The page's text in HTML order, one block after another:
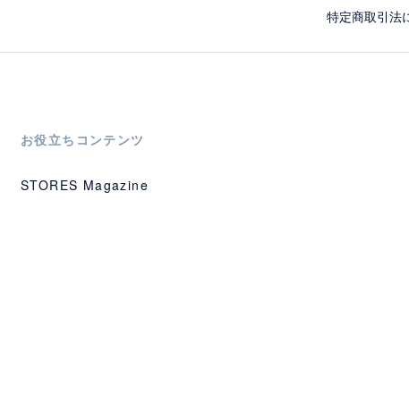
特定商取引法
お役立ちコンテンツ
STORES Magazine